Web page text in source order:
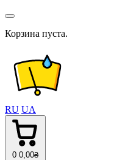
Корзина пуста.
RU UA
0 0 ,00₴